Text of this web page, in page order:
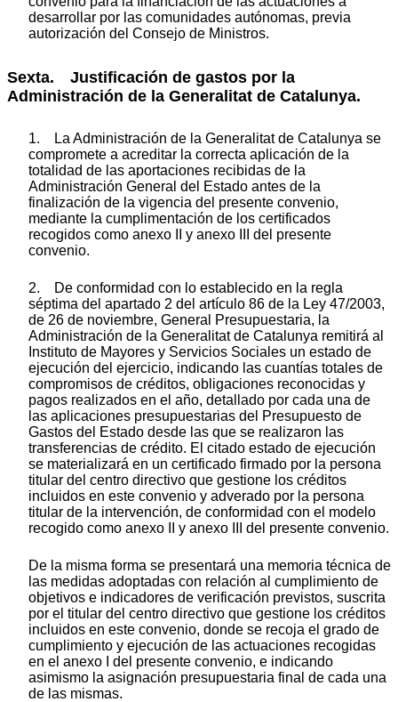
desarrollar por las comunidades autónomas, previa
autorización del Consejo de Ministros.
Sexta. Justificación de gastos por la
Administración de la Generalitat de Catalunya.
1. La Administración de la Generalitat de Catalunya se
compromete a acreditar la correcta aplicación de la
totalidad de las aportaciones recibidas de la
Administración General del Estado antes de la
finalización de la vigencia del presente convenio,
mediante la cumplimentación de los certificados
recogidos como anexo II y anexo III del presente
convenio.
2. De conformidad con lo establecido en la regla
séptima del apartado 2 del artículo 86 de la Ley 47/2003,
de 26 de noviembre, General Presupuestaria, la
Administración de la Generalitat de Catalunya remitirá al
Instituto de Mayores y Servicios Sociales un estado de
ejecución del ejercicio, indicando las cuantías totales de
compromisos de créditos, obligaciones reconocidas y
pagos realizados en el año, detallado por cada una de
las aplicaciones presupuestarias del Presupuesto de
Gastos del Estado desde las que se realizaron las
transferencias de crédito. El citado estado de ejecución
se materializará en un certificado firmado por la persona
titular del centro directivo que gestione los créditos
incluidos en este convenio y adverado por la persona
titular de la intervención, de conformidad con el modelo
recogido como anexo II y anexo III del presente convenio.
De la misma forma se presentará una memoria técnica de
las medidas adoptadas con relación al cumplimiento de
objetivos e indicadores de verificación previstos, suscrita
por el titular del centro directivo que gestione los créditos
incluidos en este convenio, donde se recoja el grado de
cumplimiento y ejecución de las actuaciones recogidas
en el anexo I del presente convenio, e indicando
asimismo la asignación presupuestaria final de cada una
de las mismas.